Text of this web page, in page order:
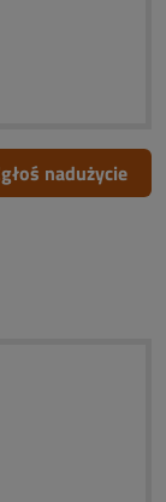
nadużycie